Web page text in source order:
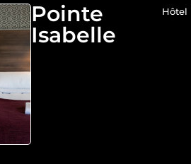
Pointe
Isabelle
Hôtel